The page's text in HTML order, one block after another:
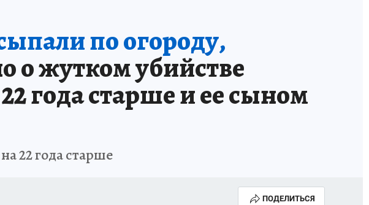
по огороду,
о жутком убийстве
года старше и ее сыном
22 года старше
ПОДЕЛИТЬСЯ